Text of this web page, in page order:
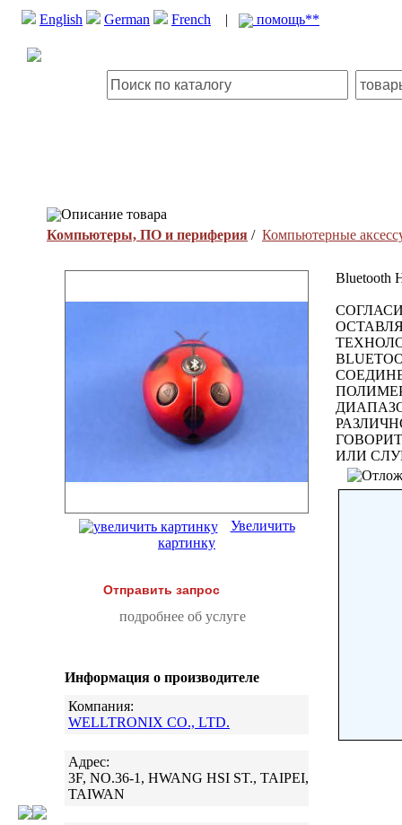
English German French | помощь**
Описание товара
Компьютеры, ПО и периферия / Компьютерные
Увеличить
картинку
Отправить запрос
подробнее об услуге
Информация о производителе
Компания:
WELLTRONIX CO., LTD.
Адрес:
3F, NO.36-1, HWANG HSI ST., TAIPEI,
TAIWAN
Bluetooth
ИЛИ